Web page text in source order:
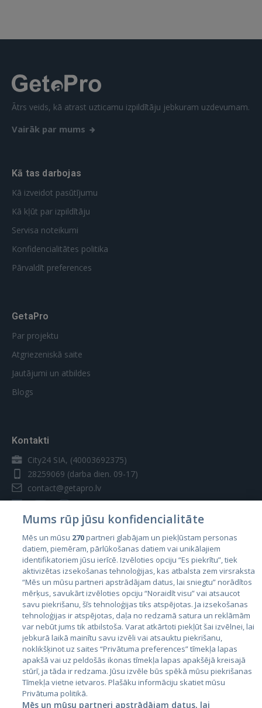
Ātrs veids, kā atrast uzticamu izpildītāju jebkuram uzdevumam.
Vairāk par mums
Kā tas darbojas
Kā izveidot pasūtījumu
Kā kļūt par izpildītāju
Servisa noteikumi
Konfidencialitātes politika
Pārvaldīt preferences
GetaPro
Par projektu
Atgriezeniskā saite
Jautājumi un atbildes
Blogs
Kontakti
City24 SIA, (40003692375)
28259069 (darba dien. 09-17)
contact@getapro.lv
Valstis
Igaunija
Latvija
Lietuva
Mums rūp jūsu konfidencialitāte
Mēs un mūsu 270partneri glabājam un piekļūstam personas
datiem, piemēram, pārlūkošanas datiem vai unikālajiem
identifikatoriem jūsu ierīcē. Izvēloties opciju “Es piekrītu”, tiek
aktivizētas izsekošanas tehnoloģijas, kas atbalsta zem virsraksta
“Mēs un mūsu partneri apstrādājam datus, lai sniegtu” norādītos
mērķus, savukārt izvēloties opciju “Noraidīt visu” vai atsaucot
savu piekrišanu, šīs tehnoloģijas tiks atspējotas. Ja izsekošanas
tehnoloģijas ir atspējotas, daļa no redzamā satura un reklāmām
var nebūt jums tik atbilstoša. Varat atkārtoti piekļūt šai izvēlnei, lai
jebkurā laikā mainītu savu izvēli vai atsauktu piekrišanu,
noklikšķinot uz saites “Privātuma preferences” tīmekļa lapas
apakšā vai uz peldošās ikonas tīmekļa lapas apakšējā kreisajā
stūrī, ja tāda ir redzama. Jūsu izvēle būs spēkā mūsu piekrišanas
Tīmekļa vietne ietvaros. Plašāku informāciju skatiet mūsu
Privātuma politikā.
Mēs un mūsu partneri apstrādājam datus, lai